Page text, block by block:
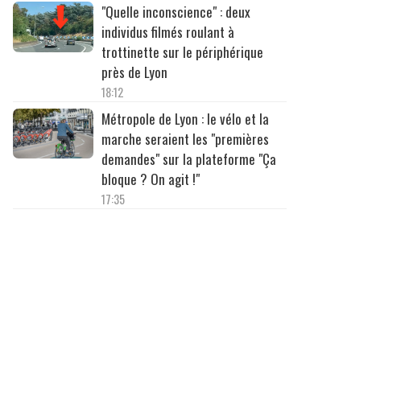
"Quelle inconscience" : deux
individus filmés roulant à
trottinette sur le périphérique
près de Lyon
18:12
Métropole de Lyon : le vélo et la
marche seraient les "premières
demandes" sur la plateforme "Ça
bloque ? On agit !"
17:35